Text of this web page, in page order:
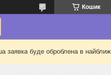
Кошик
заявка буде оброблена в